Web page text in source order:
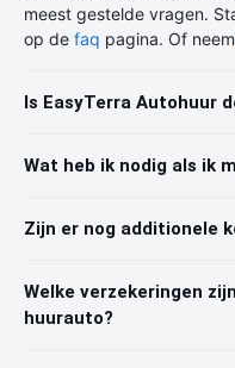
meest gestelde vragen.
op de faq pagina. Of neem
Is EasyTerra Autohuur
Wat heb ik nodig als ik
Zijn er nog additionele
Welke verzekeringen
huurauto?